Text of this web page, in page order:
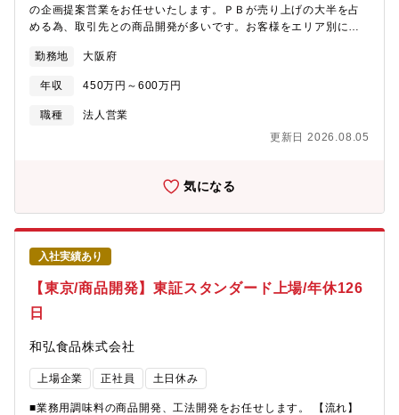
の企画提案営業をお任せいたします。ＰＢが売り上げの大半を占
める為、取引先との商品開発が多いです。お客様をエリア別に担
については、食品問屋と連携しながらのご提案となるので、見込
み客に対して提案力がポイントとなります。・エリアによっては
出張でご対応頂くケースもございます。【採用背景】業績拡大に
伴う増員募集となります。特にフォロー体制の強化が急務となっ
勤務地 大阪府
年収 450万円～600万円
職種
法人営業
更新日 2026.08.05
気になる
入社実績あり
【東京/商品開発】東証スタンダード上場/年休126
日
和弘食品株式会社
上場企業 正社員 土日休み
■業務用調味料の商品開発、工法開発をお任せします。 【流れ】